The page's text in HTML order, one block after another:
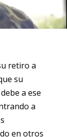
retiro a
su
a ese
a
en otros